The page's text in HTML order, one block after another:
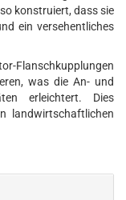
konstruiert, dass sie
ein versehentliches
Flanschkupplungen
was die An- und
erleichtert. Dies
landwirtschaftlichen